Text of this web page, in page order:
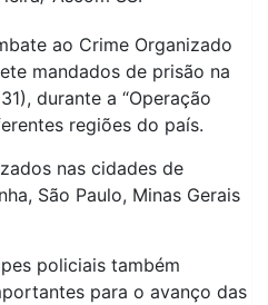
ao Crime Organizado
mandados de prisão na
durante a “Operação
regiões do país.
nas cidades de
São Paulo, Minas Gerais
policiais também
para o avanço das